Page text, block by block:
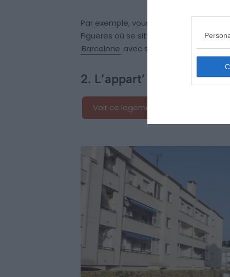
Par exemple, vous êtes à seulement
Figueres où se situe le célèbre Musée
Barcelone avec sa belle architecture
2. L’appart’ terrasse/
Voir ce logement